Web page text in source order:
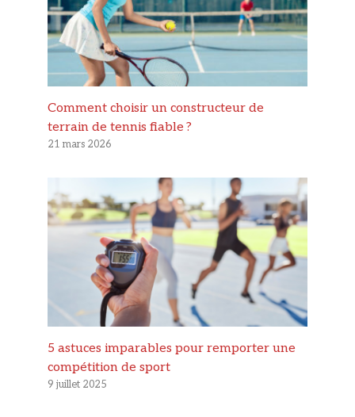
Comment choisir un constructeur de
terrain de tennis fiable ?
21 mars 2026
5 astuces imparables pour remporter une
compétition de sport
9 juillet 2025